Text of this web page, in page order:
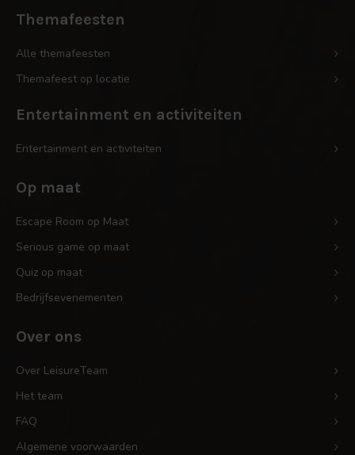
Themafeesten
Alle themafeesten
Themafeest op locatie
Entertainment en activiteiten
Entertainment en activiteiten
Op maat
Escape Room op Maat
Serious game op maat
Quiz op maat
Bedrijfsevenementen
Over ons
Over LeisureTeam
Het team
FAQ
Algemene voorwaarden